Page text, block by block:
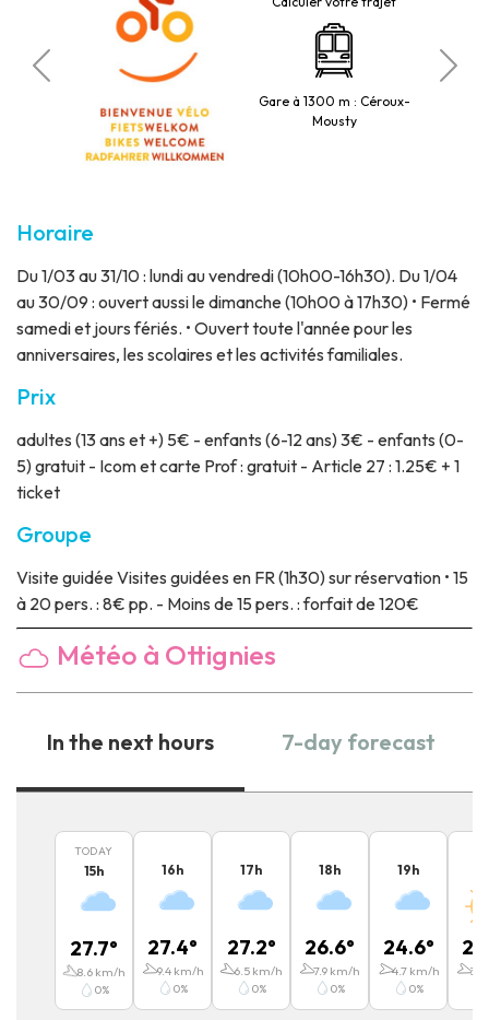
Gare à 1300 m : Céroux-
Mousty
Horaire
Du 1/03 au 31/10 : lundi au vendredi (10h00-16h30). Du 1/04
au 30/09 : ouvert aussi le dimanche (10h00 à 17h30) • Fermé
samedi et jours fériés. • Ouvert toute l'année pour les
anniversaires, les scolaires et les activités familiales.
Prix
adultes (13 ans et +) 5€ - enfants (6-12 ans) 3€ - enfants (0-
5) gratuit - Icom et carte Prof : gratuit - Article 27 : 1.25€ + 1
ticket
Groupe
Visite guidéeVisites guidées en FR (1h30) sur réservation • 15
à 20 pers. : 8€ pp. - Moins de 15 pers. : forfait de 120€
Météo à Ottignies
In the next hours 7-day forecast
TODAY
15h
27.7°
8.6 km/h
0%
16h
27.4°
9.4km/h
0%
17h
27.2°
6.5 km/h
0%
18h
26.6°
7.9 km/h
0%
19h
24.6°
4.7km/h
0%
3.6